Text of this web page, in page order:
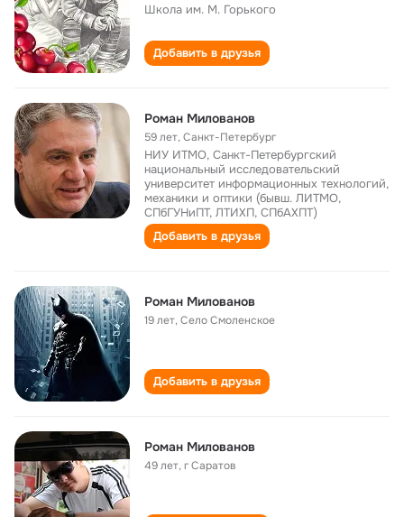
Школа им. М. Горького
Добавить в друзья
Роман Милованов
59 лет,Санкт-Петербург
НИУ ИТМО, Санкт-Петербургский
национальный исследовательский
университет информационных технологий,
механики и оптики (бывш. ЛИТМО,
СПбГУНиПТ, ЛТИХП, СПбАХПТ)
Добавить в друзья
Роман Милованов
19 лет,Село Смоленское
Добавить в друзья
Роман Милованов
49 лет,г Саратов